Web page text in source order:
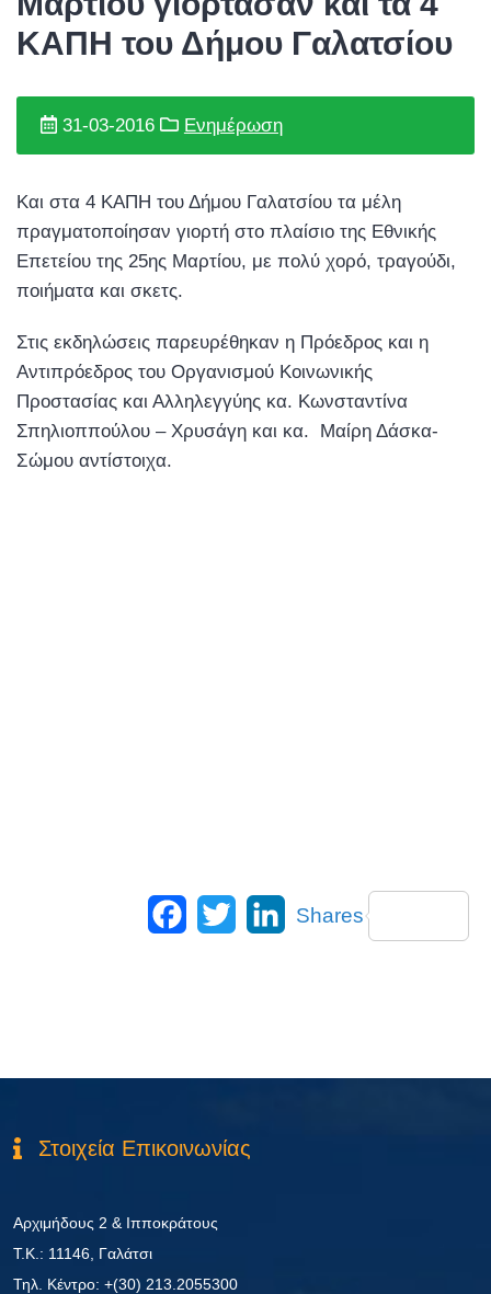
ΚΑΠΗ του Δήμου Γαλατσίου
31-03-2016 Ενημέρωση
Και στα 4 ΚΑΠΗ του Δήμου Γαλατσίου τα μέλη
πραγματοποίησαν γιορτή στο πλαίσιο της Εθνικής
Επετείου της 25ης Μαρτίου, με πολύ χορό, τραγούδι,
ποιήματα και σκετς.
Στις εκδηλώσεις παρευρέθηκαν η Πρόεδρος και η
Αντιπρόεδρος του Οργανισμού Κοινωνικής
Προστασίας και Αλληλεγγύης κα. Κωνσταντίνα
Σπηλιοππούλου – Χρυσάγη και κα. Μαίρη Δάσκα-
Σώμου αντίστοιχα.
Facebook
Twitter LinkedIn
Shares
Στοιχεία Επικοινωνίας
Αρχιμήδους 2 & Ιπποκράτους
Τ.Κ.: 11146, Γαλάτσι
Τηλ. Κέντρο: +(30) 213.2055300